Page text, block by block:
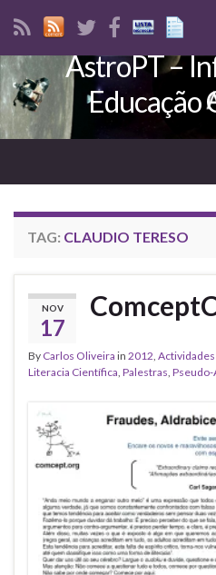
Search for:
AstroPT –
Educação
TAG: CLAUDIO TERESO
NOV
17
By Carlos Oliveira in 2012,
Literacia Científica, Palestras,